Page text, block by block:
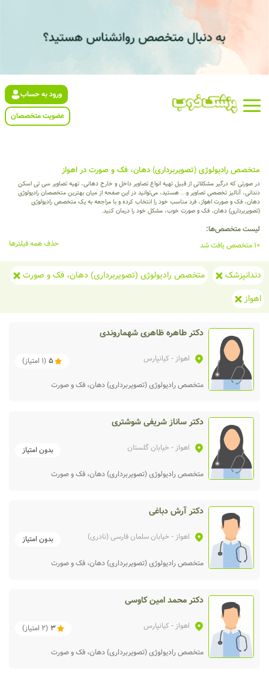
ورود به حساب
عضویت متخصصان
متخصص رادیولوژی (تصویربرداری) دهان، فک و صورت در اهواز
در صورتی که درگیر مشکلاتی از قبیل تهیه انواع تصاویر داخل و خارج دهانی، تهیه تصاویر سی تی اسکن
دندانی، آنالیز تخصصی تصاویر و... هستید، می‌توانید در این صفحه از میان بهترین متخصصان رادیولوژی
دهان، فک و صورت اهواز، فرد مناسب خود را انتخاب کرده و با مراجعه به یک متخصص رادیولوژی
(تصویربرداری) دهان، فک و صورت خوب، مشکل خود را درمان کنید.
لیست متخصص‌ها:
10 متخصص یافت شد
حذف همه فیلترها
دندانپزشک
متخصص رادیولوژی (تصویربرداری) دهان، فک و صورت
اهواز
دکتر طاهره ظاهری شهماروندی
اهواز - کیانپارس 5
(
1 امتیاز)
متخصص رادیولوژی (تصویربرداری) دهان، فک و صورت
دکتر ساناز شریفی شوشتری
اهواز - خیابان گلستان بدون امتیاز
متخصص رادیولوژی (تصویربرداری) دهان، فک و صورت
دکتر آرش دباغی
اهواز - خیابان سلمان فارسی (نادری) بدون امتیاز
متخصص رادیولوژی (تصویربرداری) دهان، فک و صورت
دکتر محمد امین کاوسی
اهواز - کیانپارس 3
(
2 امتیاز)
متخصص رادیولوژی (تصویربرداری) دهان، فک و صورت